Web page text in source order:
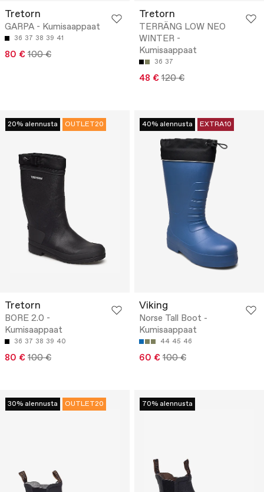
Tretorn
GARPA - Kumisaappaat
36 37 38 39 41
80 € 100 €
Tretorn
TERRÄNG LOW NEO
WINTER -
Kumisaappaat
36 37
48 € 120 €
20% alennusta OUTLET20
Tretorn
BORE 2.0 -
Kumisaappaat
36 37 38 39 40
80 € 100 €
40% alennusta EXTRA10
Viking
Norse Tall Boot -
Kumisaappaat
44 45 46
60 € 100 €
30% alennusta OUTLET20 70% alennusta